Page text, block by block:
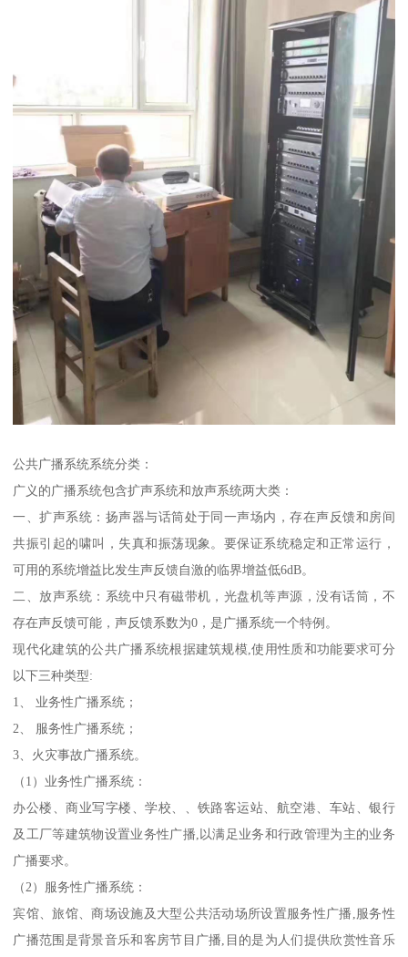
公共广播系统系统分类：
广义的广播系统包含扩声系统和放声系统两大类：
一、扩声系统：扬声器与话筒处于同一声场内，存在声反馈和房间
共振引起的啸叫，失真和振荡现象。要保证系统稳定和正常运行，
可用的系统增益比发生声反馈自激的临界增益低6dB。
二、放声系统：系统中只有磁带机，光盘机等声源，没有话筒，不
存在声反馈可能，声反馈系数为0，是广播系统一个特例。
现代化建筑的公共广播系统根据建筑规模,使用性质和功能要求可分
以下三种类型:
1、 业务性广播系统；
2、 服务性广播系统；
3、火灾事故广播系统。
（1）业务性广播系统：
办公楼、商业写字楼、学校、、铁路客运站、航空港、车站、银行
及工厂等建筑物设置业务性广播,以满足业务和行政管理为主的业务
广播要求。
（2）服务性广播系统：
宾馆、旅馆、商场设施及大型公共活动场所设置服务性广播,服务性
广播范围是背景音乐和客房节目广播,目的是为人们提供欣赏性音乐